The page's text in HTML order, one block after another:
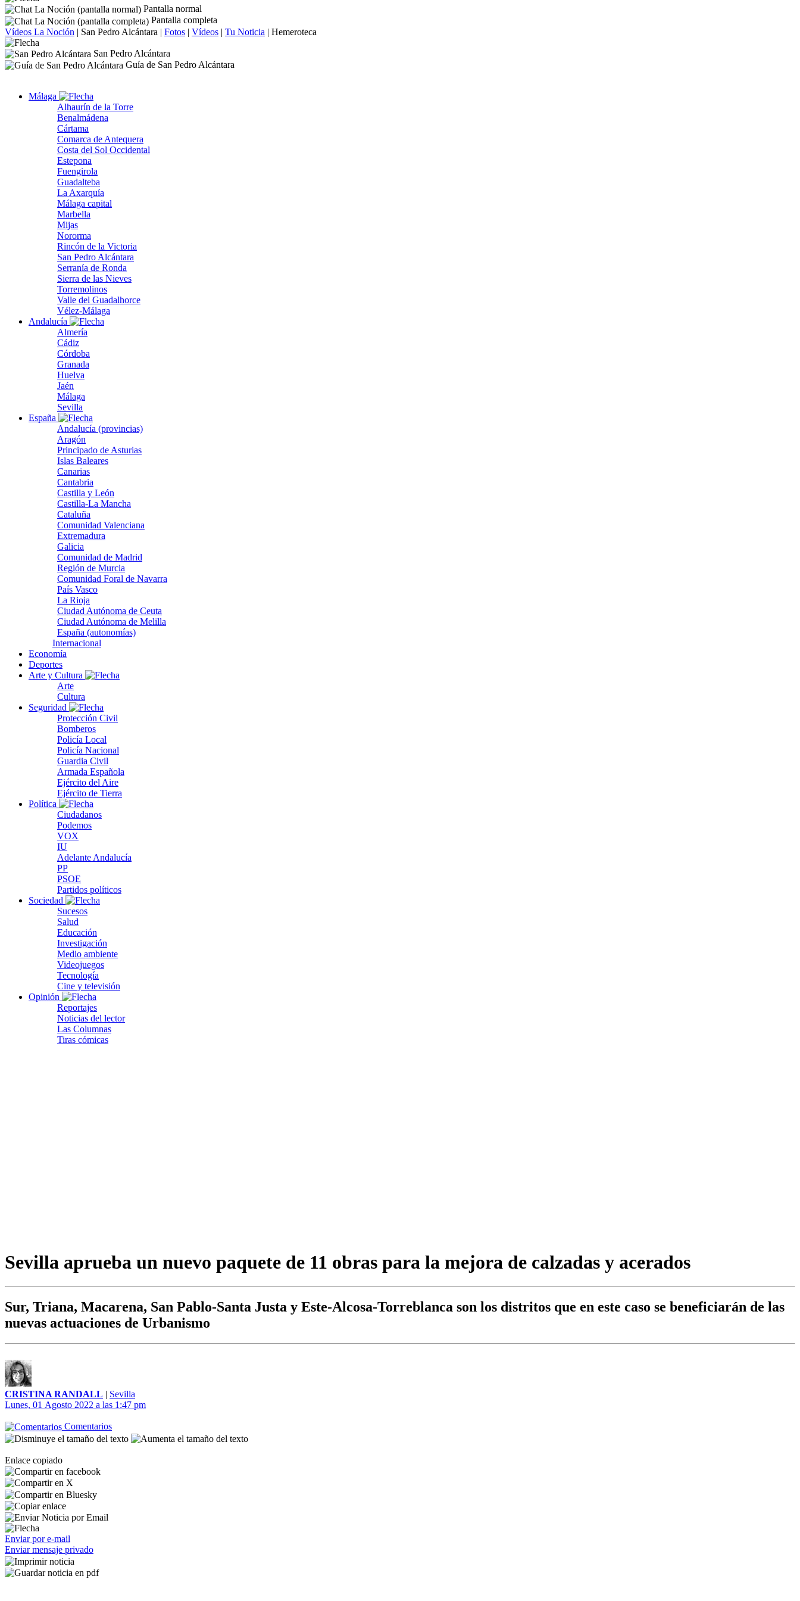
Pantalla normal
Pantalla completa
Vídeos La Noción | San Pedro Alcántara | Fotos | Vídeos | Tu Noticia | Hemeroteca
San Pedro Alcántara
Guía de San Pedro Alcántara
Málaga
Alhaurín de la Torre
Benalmádena
Cártama
Comarca de Antequera
Costa del Sol Occidental
Estepona
Fuengirola
Guadalteba
La Axarquía
Málaga capital
Marbella
Mijas
Nororma
Rincón de la Victoria
San Pedro Alcántara
Serranía de Ronda
Sierra de las Nieves
Torremolinos
Valle del Guadalhorce
Vélez-Málaga
Andalucía
Almería
Cádiz
Córdoba
Granada
Huelva
Jaén
Málaga
Sevilla
España
Andalucía (provincias)
Aragón
Principado de Asturias
Islas Baleares
Canarias
Cantabria
Castilla y León
Castilla-La Mancha
Cataluña
Comunidad Valenciana
Extremadura
Galicia
Comunidad de Madrid
Región de Murcia
Comunidad Foral de Navarra
País Vasco
La Rioja
Ciudad Autónoma de Ceuta
Ciudad Autónoma de Melilla
España (autonomías)
Internacional
Economía
Deportes
Arte y Cultura
Arte
Cultura
Seguridad
Protección Civil
Bomberos
Policía Local
Policía Nacional
Guardia Civil
Armada Española
Ejército del Aire
Ejército de Tierra
Política
Ciudadanos
Podemos
VOX
IU
Adelante Andalucía
PP
PSOE
Partidos políticos
Sociedad
Sucesos
Salud
Educación
Investigación
Medio ambiente
Videojuegos
Tecnología
Cine y televisión
Opinión
Reportajes
Noticias del lector
Las Columnas
Tiras cómicas
Sevilla aprueba un nuevo paquete de 11 obras para la mejora de calzadas y acerados
Sur, Triana, Macarena, San Pablo-Santa Justa y Este-Alcosa-Torreblanca son los distritos que en este caso se beneficiarán de las
nuevas actuaciones de Urbanismo
CRISTINA RANDALL | Sevilla
Lunes, 01 Agosto 2022 a las 1:47 pm
Comentarios
Enlace copiado
Enviar por e-mail
Enviar mensaje privado